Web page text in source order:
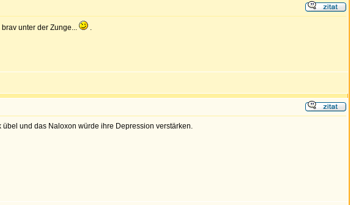
unter der Zunge...
.
und das Naloxon würde ihre Depression verstärken.